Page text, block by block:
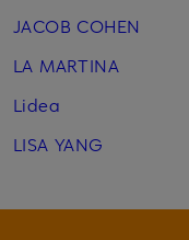
JACOB COHEN
LA MARTINA
Lidea
LISA YANG